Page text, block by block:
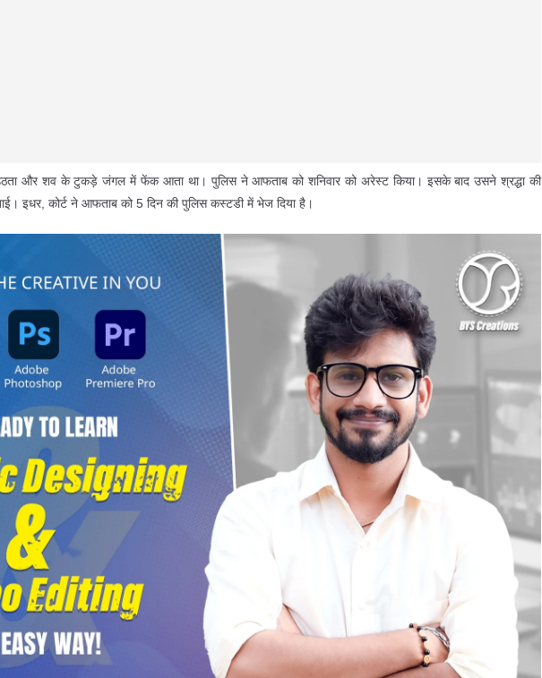
और शव के टुकड़े जंगल में फेंक आता था। पुलिस ने आफताब को शनिवार को अरेस्ट किया। इसके बाद उसने श्रद्धा की
इधर, कोर्ट ने आफताब को 5 दिन की पुलिस कस्टडी में भेज दिया है।